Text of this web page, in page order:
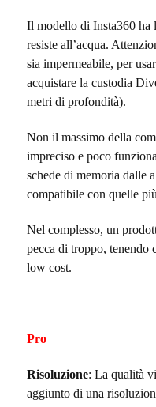
Il modello di Insta360 ha
resiste all’acqua.
sia impermeabile, per
acquistare la custodia
metri di profondità).
Non il massimo della
impreciso e poco
schede di memoria dalle
compatibile con quelle
Nel complesso, un
pecca di troppo, tenendo
low cost.
Pro
Risoluzione: La qualità
aggiunto di una